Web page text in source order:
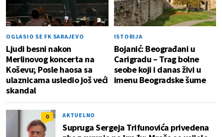
OGLASIO SE FK SARAJEVO
Ljudi besni nakon
Merlinovog koncerta na
Koševu; Posle haosa sa
ulaznicama usledio još veći
skandal
ISTORIJA
Bojanić: Beograđani u
Carigradu – Тrag bolne
seobe koji i danas živi u
imenu Beogradske šume
0 AKTUELNO
Supruga Sergeja Trifunovića privedena